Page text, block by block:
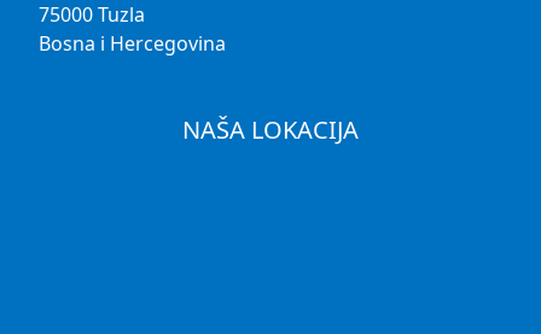
75000 Tuzla
Bosna i Hercegovina
NAŠA LOKACIJA